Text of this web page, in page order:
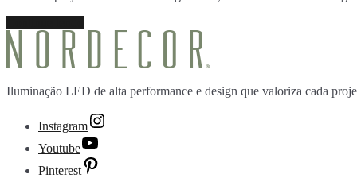
Iluminação LED de alta performance e design que valoriza cada
Instagram
Youtube
Pinterest